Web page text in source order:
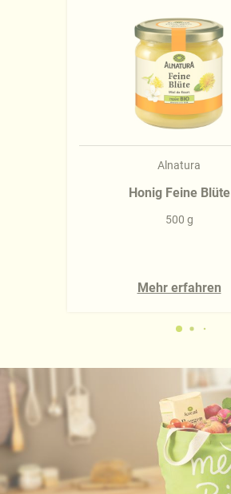
Alnatura
Honig Feine Blüte
500 g
Mehr erfahren